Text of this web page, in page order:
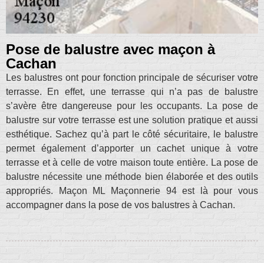
Pose de balustre avec maçon à
Cachan
Les balustres ont pour fonction principale de sécuriser votre
terrasse. En effet, une terrasse qui n’a pas de balustre
s’avère être dangereuse pour les occupants. La pose de
balustre sur votre terrasse est une solution pratique et aussi
esthétique. Sachez qu’à part le côté sécuritaire, le balustre
permet également d’apporter un cachet unique à votre
terrasse et à celle de votre maison toute entière. La pose de
balustre nécessite une méthode bien élaborée et des outils
appropriés. Maçon ML Maçonnerie 94 est là pour vous
accompagner dans la pose de vos balustres à Cachan.